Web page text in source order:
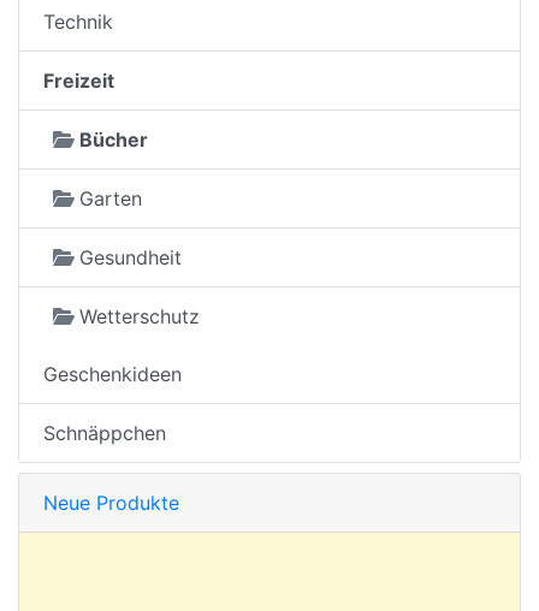
Technik
Freizeit
Bücher
Garten
Gesundheit
Wetterschutz
Geschenkideen
Schnäppchen
Neue Produkte